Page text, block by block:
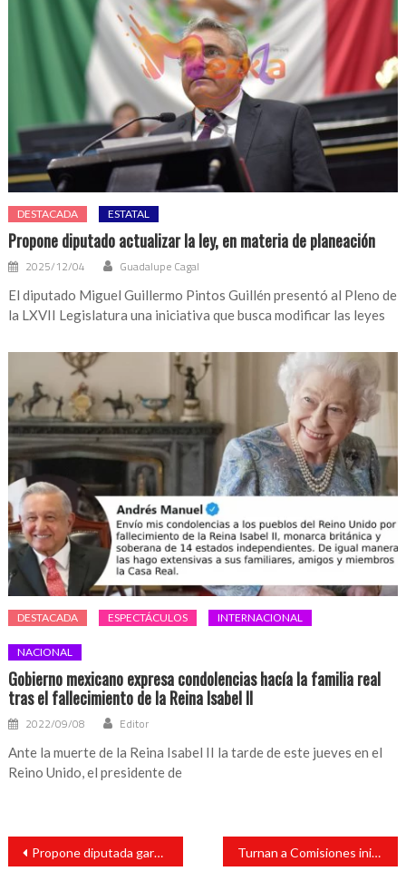
DESTACADA ESTATAL
Propone diputado actualizar la ley, en materia de planeación
2025/12/04 Guadalupe Cagal
El diputado Miguel Guillermo Pintos Guillén presentó al Pleno de
la LXVII Legislatura una iniciativa que busca modificar las leyes
DESTACADA ESPECTÁCULOS INTERNACIONAL
NACIONAL
Gobierno mexicano expresa condolencias hacía la familia real
tras el fallecimiento de la Reina Isabel II
2022/09/08 Editor
Ante la muerte de la Reina Isabel II la tarde de este jueves en el
Reino Unido, el presidente de
Navegación
entradas
Propone diputada garantizar igualdad de oportunidades en cargos municipales Turnan a Comisiones iniciativas de la diputada Libni Adaelsi Sánchez Núñez